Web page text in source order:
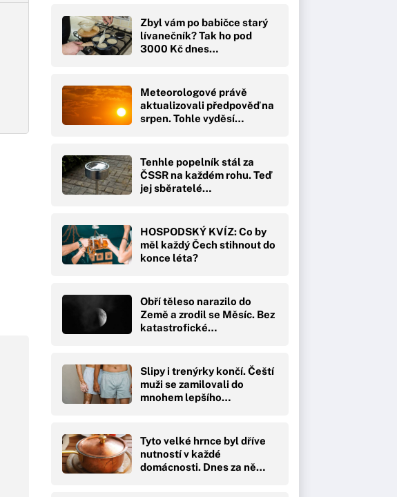
Zbyl vám po babičce starý
lívanečník? Tak ho pod
3000 Kč dnes…
Meteorologové právě
aktualizovali předpověď na
srpen. Tohle vyděsí…
Tenhle popelník stál za
ČSSR na každém rohu. Teď
jej sběratelé…
HOSPODSKÝ KVÍZ: Co by
měl každý Čech stihnout do
konce léta?
Obří těleso narazilo do
Země a zrodil se Měsíc. Bez
katastrofické…
Slipy i trenýrky končí. Čeští
muži se zamilovali do
mnohem lepšího…
Tyto velké hrnce byl dříve
nutností v každé
domácnosti. Dnes za ně…